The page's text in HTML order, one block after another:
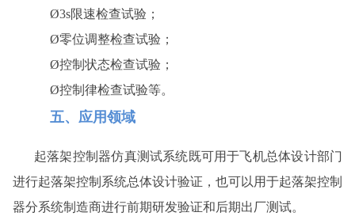
Ø3s限速检查试验；
Ø零位调整检查试验；
Ø控制状态检查试验；
Ø控制律检查试验等。
五、应用领域
起落架控制器仿真测试系统既可用于飞机总体设计部门
进行起落架控制系统总体设计验证，也可以用于起落架控制
器分系统制造商进行前期研发验证和后期出厂测试。